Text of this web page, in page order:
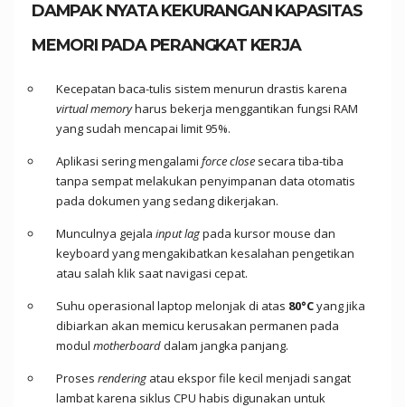
DAMPAK NYATA KEKURANGAN KAPASITAS
MEMORI PADA PERANGKAT KERJA
Kecepatan baca-tulis sistem menurun drastis karena
virtual memoryharus bekerja menggantikan fungsi RAM
yang sudah mencapai limit 95%.
Aplikasi sering mengalami force close secara tiba-tiba
tanpa sempat melakukan penyimpanan data otomatis
pada dokumen yang sedang dikerjakan.
Munculnya gejala input lagpada kursor mouse dan
keyboard yang mengakibatkan kesalahan pengetikan
atau salah klik saat navigasi cepat.
Suhu operasional laptop melonjak di atas 80°Cyang jika
dibiarkan akan memicu kerusakan permanen pada
modul motherboarddalam jangka panjang.
Proses rendering atau ekspor file kecil menjadi sangat
lambat karena siklus CPU habis digunakan untuk